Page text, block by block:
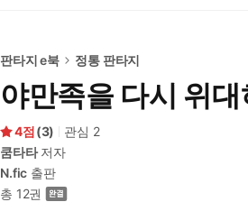
판타지 e북 정통 판타지
야만족을 다시 위대
4 (3) 관심 2
쿰타타저자
N.fic 출판
총 12권